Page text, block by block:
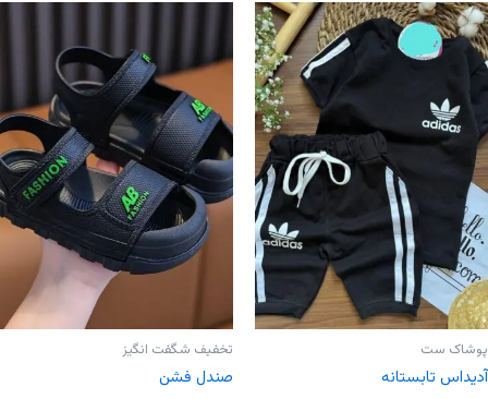
مختلفی
می
باشد.
گزینه
ممکن
است
صفحه
محصول
انتخاب
شوند
می
باشد.
گزینه
ها
ممکن
است
در
صفحه
محصول
انتخاب
شوند
پوشاک ست
آدیداس تابستانه
تخفیف شگفت انگیز
صندل فشن